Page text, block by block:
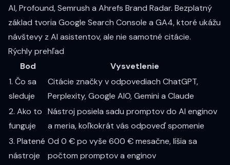
AI, Profound, Semrush a Ahrefs Brand Radar. Bezplatný
základ tvoria Google Search Console a GA4, ktoré ukážu
návštevy z AI asistentov, ale nie samotné citácie.
Rýchly prehľad
Bod
Vysvetlenie
1. Čo sa
sleduje
Citácie značky v odpovediach ChatGPT,
Perplexity, Google AIO, Gemini a Claude
2. Ako to
funguje
Nástroj posiela sadu promptov do AI enginov
a meria, koľkokrát vás odpoveď spomenie
3. Platené
nástroje
Od 0 € po vyše 600 € mesačne, líšia sa
počtom promptov a enginov